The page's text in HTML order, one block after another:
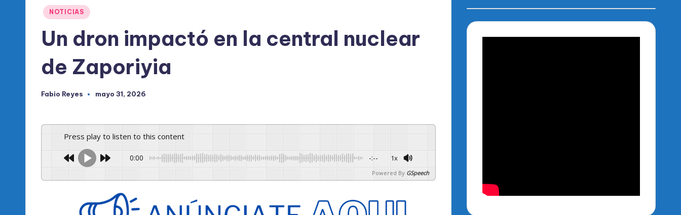
M
Publicado
NOTICIAS
Un dron impactó en la central nuclear
de Zaporiyia
Publicado
Fabio Reyes mayo 31, 2026
Press play to listen to this content
0:00 -:-- 1x
Powered By GSpeech